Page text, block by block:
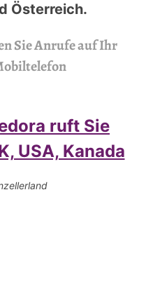
Österreich.
Sie Anrufe auf Ihr
ruft Sie
USA, Kanada